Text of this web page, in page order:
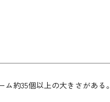
約35個以上の大きさがあ